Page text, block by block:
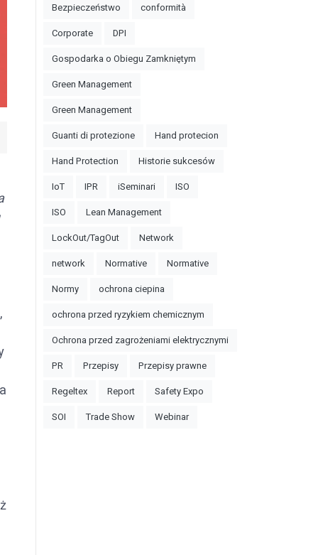
Bezpieczeństwo
conformità
Corporate
DPI
Gospodarka o Obiegu Zamkniętym
Green Management
Green Management
Guanti di protezione
Hand protecion
Hand Protection
Historie sukcesów
IoT
IPR iSeminari
ISO
ISO
Lean Management
LockOut/TagOut
Network
network
Normative
Normative
Normy
ochrona ciepina
ochrona przed ryzykiem chemicznym
Ochrona przed zagrożeniami elektrycznymi
PR
Przepisy
Przepisy prawne
Regeltex
Report
Safety Expo
SOI
Trade Show Webinar